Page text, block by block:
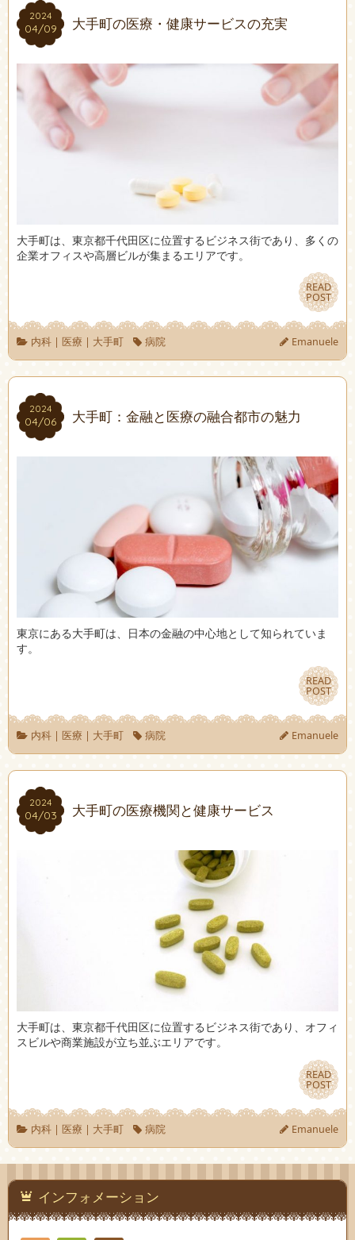
2024
04/09
2024
04/09 大手町の医療・健康サービスの充実
大手町は、東京都千代田区に位置するビジネス街であり、多くの
企業オフィスや高層ビルが集まるエリアです。
READ
POST
READ
POST
内科| 医療 | 大手町 病院 Emanuele
2024
04/06
2024
04/06 大手町：金融と医療の融合都市の魅力
東京にある大手町は、日本の金融の中心地として知られていま
す。
READ
POST
READ
POST
内科| 医療 | 大手町 病院 Emanuele
2024
04/03
2024
04/03 大手町の医療機関と健康サービス
大手町は、東京都千代田区に位置するビジネス街であり、オフィ
スビルや商業施設が立ち並ぶエリアです。
READ
POST
READ
POST
内科| 医療 | 大手町 病院 Emanuele
インフォメーション